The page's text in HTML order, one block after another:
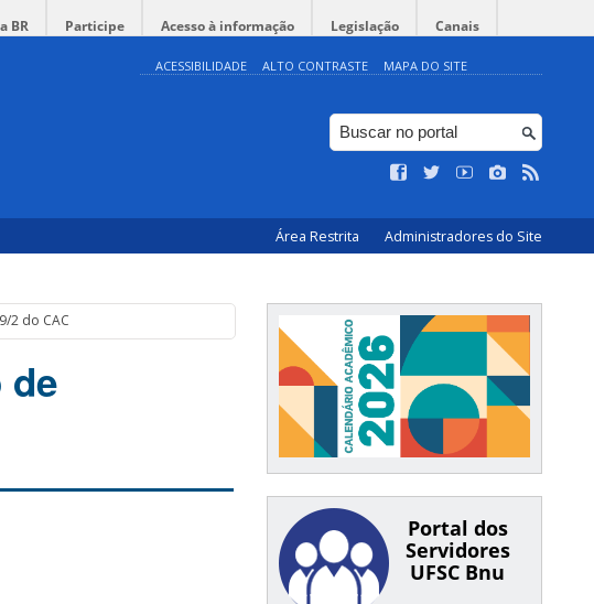
BR Participe Acesso à informação Legislação Canais
ACESSIBILIDADE ALTO CONTRASTE MAPA DO SITE
Área Restrita Administradores do Site
2 do CAC
de
Portal dos
Servidores
UFSC Bnu